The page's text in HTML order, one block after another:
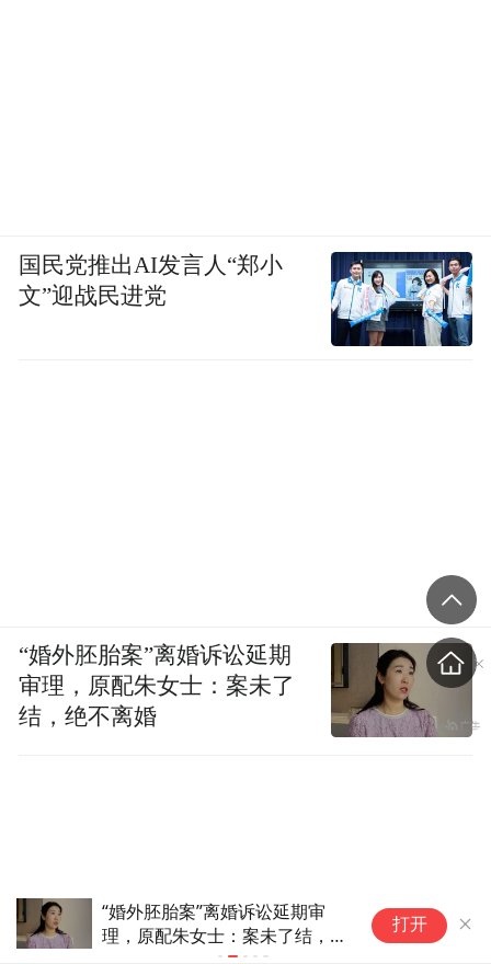
platform and merely provides information storage
云南一地村民过火把节意外灼伤
16人：盛有可燃液体塑料桶意
外倾倒引发燃烧
打开
国民党推出AI发言人“郑小
文”迎战民进党
“婚外胚胎案”离婚诉讼延期
审理，原配朱女士：案未了
结，绝不离婚